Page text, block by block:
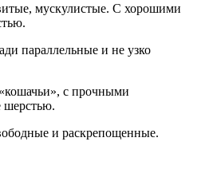
мускулистые. С хорошими
параллельные и не узко
с прочными
и раскрепощенные.